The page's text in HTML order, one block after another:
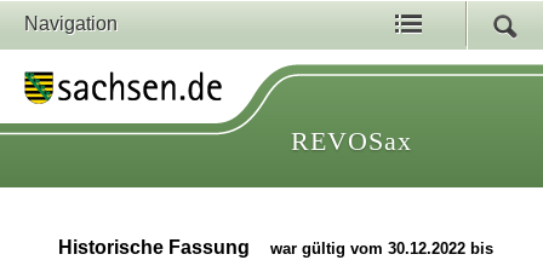
Navigation
REVOSax
Historische Fassung
war gültig vom 30.12.2022 bis